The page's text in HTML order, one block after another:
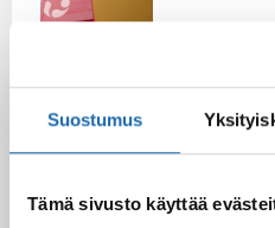
Suostumus
Tämä sivusto käyttää
10.03.2025